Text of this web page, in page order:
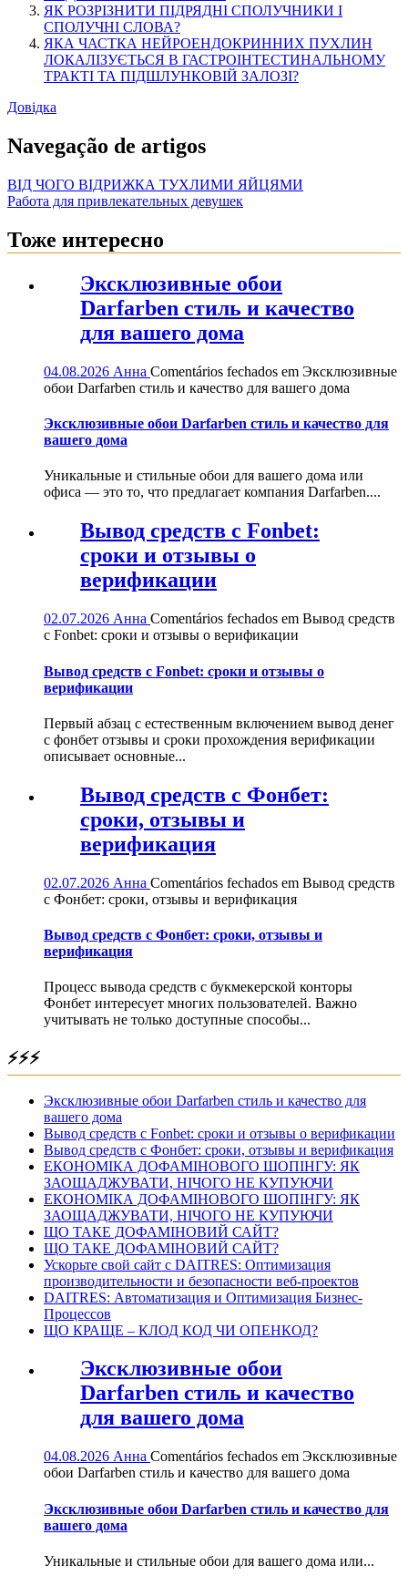
ЯК РОЗРІЗНИТИ ПІДРЯДНІ СПОЛУЧНИКИ І
СПОЛУЧНІ СЛОВА?
ЯКА ЧАСТКА НЕЙРОЕНДОКРИННИХ ПУХЛИН
ЛОКАЛІЗУЄТЬСЯ В ГАСТРОІНТЕСТИНАЛЬНОМУ
ТРАКТІ ТА ПІДШЛУНКОВІЙ ЗАЛОЗІ?
Довідка
Navegação de artigos
ВІД ЧОГО ВІДРИЖКА ТУХЛИМИ ЯЙЦЯМИ
Работа для привлекательных девушек
Тоже интересно
Эксклюзивные обои
Darfarben стиль и качество
для вашего дома
04.08.2026 Анна Comentários fechados em Эксклюзивные
обои Darfarben стиль и качество для вашего дома
Эксклюзивные обои Darfarben стиль и качество для
вашего дома
Уникальные и стильные обои для вашего дома или
офиса — это то, что предлагает компания Darfarben....
Вывод средств с Fonbet:
сроки и отзывы о
верификации
02.07.2026 Анна Comentários fechados em Вывод средств
с Fonbet: сроки и отзывы о верификации
Вывод средств с Fonbet: сроки и отзывы о
верификации
Первый абзац с естественным включением вывод денег
с фонбет отзывы и сроки прохождения верификации
описывает основные...
Вывод средств с Фонбет:
сроки, отзывы и
верификация
02.07.2026 Анна Comentários fechados em Вывод средств
с Фонбет: сроки, отзывы и верификация
Вывод средств с Фонбет: сроки, отзывы и
верификация
Процесс вывода средств с букмекерской конторы
Фонбет интересует многих пользователей. Важно
учитывать не только доступные способы...
⚡⚡⚡
Эксклюзивные обои Darfarben стиль и качество для
вашего дома
Вывод средств с Fonbet: сроки и отзывы о верификации
Вывод средств с Фонбет: сроки, отзывы и верификация
ЕКОНОМІКА ДОФАМІНОВОГО ШОПІНГУ: ЯК
ЗАОЩАДЖУВАТИ, НІЧОГО НЕ КУПУЮЧИ
ЕКОНОМІКА ДОФАМІНОВОГО ШОПІНГУ: ЯК
ЗАОЩАДЖУВАТИ, НІЧОГО НЕ КУПУЮЧИ
ЩО ТАКЕ ДОФАМІНОВИЙ САЙТ?
ЩО ТАКЕ ДОФАМІНОВИЙ САЙТ?
Ускорьте свой сайт с DAITRES: Оптимизация
производительности и безопасности веб-проектов
DAITRES: Автоматизация и Оптимизация Бизнес-
Процессов
ЩО КРАЩЕ – КЛОД КОД ЧИ ОПЕНКОД?
Эксклюзивные обои
Darfarben стиль и качество
для вашего дома
04.08.2026 Анна Comentários fechados em Эксклюзивные
обои Darfarben стиль и качество для вашего дома
Эксклюзивные обои Darfarben стиль и качество для
вашего дома
Уникальные и стильные обои для вашего дома или...